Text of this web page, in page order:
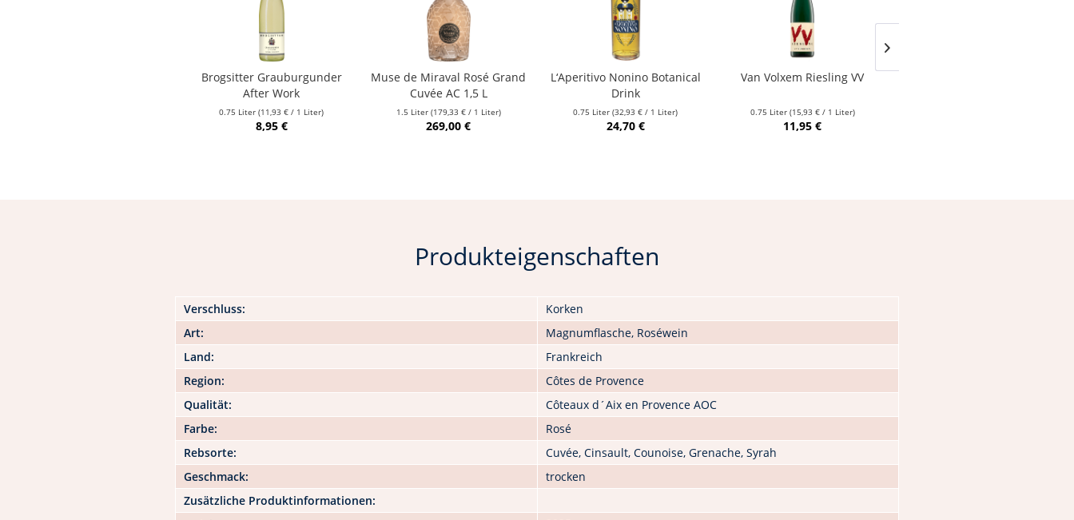
Brogsitter Grauburgunder
After Work
0.75 Liter(11,93 € / 1 Liter)
8,95 €
Muse de Miraval Rosé Grand
Cuvée AC 1,5 L
1.5 Liter (179,33 € / 1 Liter)
269,00 €
L‘Aperitivo Nonino Botanical
Drink
0.75 Liter(32,93 € / 1 Liter)
24,70 €
Van Volxem Riesling VV
0.75 Liter (15,93 € / 1 Liter)
11,95 €
Produkteigenschaften
Verschluss:
Korken
Art:
Magnumflasche, Roséwein
Land:
Frankreich
Region:
Côtes de Provence
Qualität:
Côteaux d´Aix en Provence AOC
Farbe:
Rosé
Rebsorte:
Cuvée, Cinsault, Counoise, Grenache, Syrah
Geschmack:
trocken
Zusätzliche Produktinformationen: